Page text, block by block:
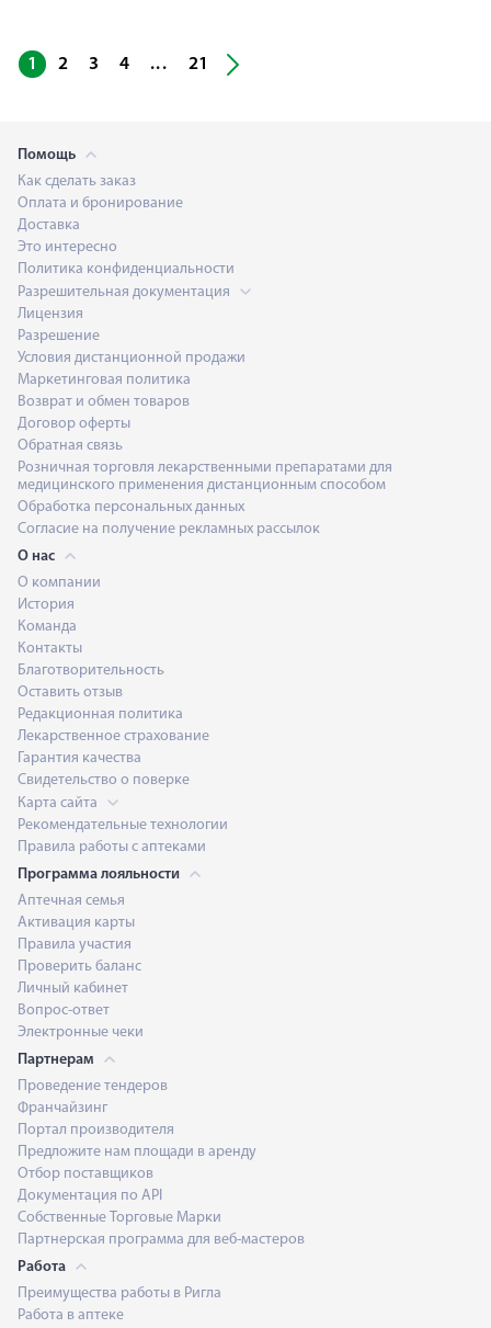
1 2 3 4 ... 21
Помощь
Как сделать заказ
Оплата и бронирование
Доставка
Это интересно
Политика конфиденциальности
Разрешительная документация
Лицензия
Разрешение
Условия дистанционной продажи
Маркетинговая политика
Возврат и обмен товаров
Договор оферты
Обратная связь
Розничная торговля лекарственными препаратами для
медицинского применения дистанционным способом
Обработка персональных данных
Согласие на получение рекламных рассылок
О нас
О компании
История
Команда
Контакты
Благотворительность
Оставить отзыв
Редакционная политика
Лекарственное страхование
Гарантия качества
Свидетельство о поверке
Карта сайта
Рекомендательные технологии
Правила работы с аптеками
Программа лояльности
Аптечная семья
Активация карты
Правила участия
Проверить баланс
Личный кабинет
Вопрос-ответ
Электронные чеки
Партнерам
Проведение тендеров
Франчайзинг
Портал производителя
Предложите нам площади в аренду
Отбор поставщиков
Документация по API
Собственные Торговые Марки
Партнерская программа для веб-мастеров
Работа
Преимущества работы в Ригла
Работа в аптеке